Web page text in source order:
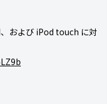
および iPod touch に対